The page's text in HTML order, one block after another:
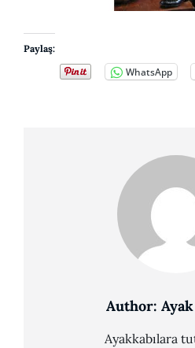
Paylaş:
WhatsApp
Author:
Ayakkabılara